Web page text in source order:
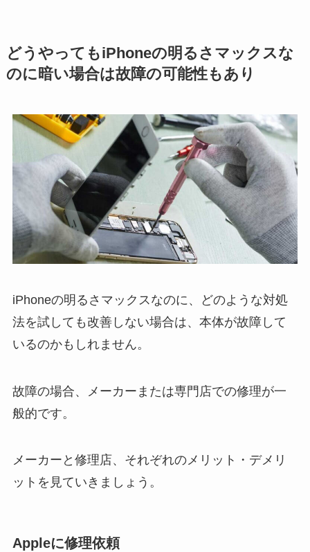
どうやってもiPhoneの明るさマックスな
のに暗い場合は故障の可能性もあり
iPhoneの明るさマックスなのに、どのような対処
法を試しても改善しない場合は、本体が故障して
いるのかもしれません。
故障の場合、メーカーまたは専門店での修理が一
般的です。
メーカーと修理店、それぞれのメリット・デメリ
ットを見ていきましょう。
Appleに修理依頼